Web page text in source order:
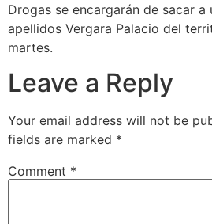
Drogas se encargarán de sacar
apellidos Vergara Palacio del
martes.
Leave a Reply
Your email address will not be
fields are marked *
Comment *